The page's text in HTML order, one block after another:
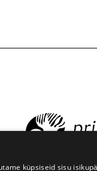
küpsiseid sisu